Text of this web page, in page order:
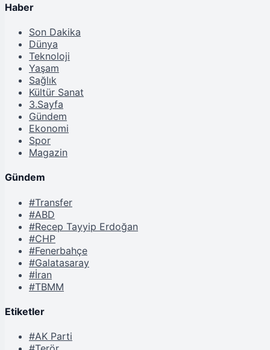
Haber
Son Dakika
Dünya
Teknoloji
Yaşam
Sağlık
Kültür Sanat
3.Sayfa
Gündem
Ekonomi
Spor
Magazin
Gündem
#Transfer
#ABD
#Recep Tayyip Erdoğan
#CHP
#Fenerbahçe
#Galatasaray
#İran
#TBMM
Etiketler
#AK Parti